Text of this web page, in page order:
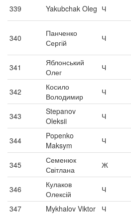
339 Yakubchak Oleg Ч
340
Панченко
Сергій
Ч
341
Яблонський
Олег
Ч
342
Косило
Володимир
Ч
343
Stepanov
Oleksii
Ч
344
Popenko
Maksym
Ч
345
Семенюк
Світлана
Ж
346
Кулаков
Олексій
Ч
347
Mykhalov Viktor Ч